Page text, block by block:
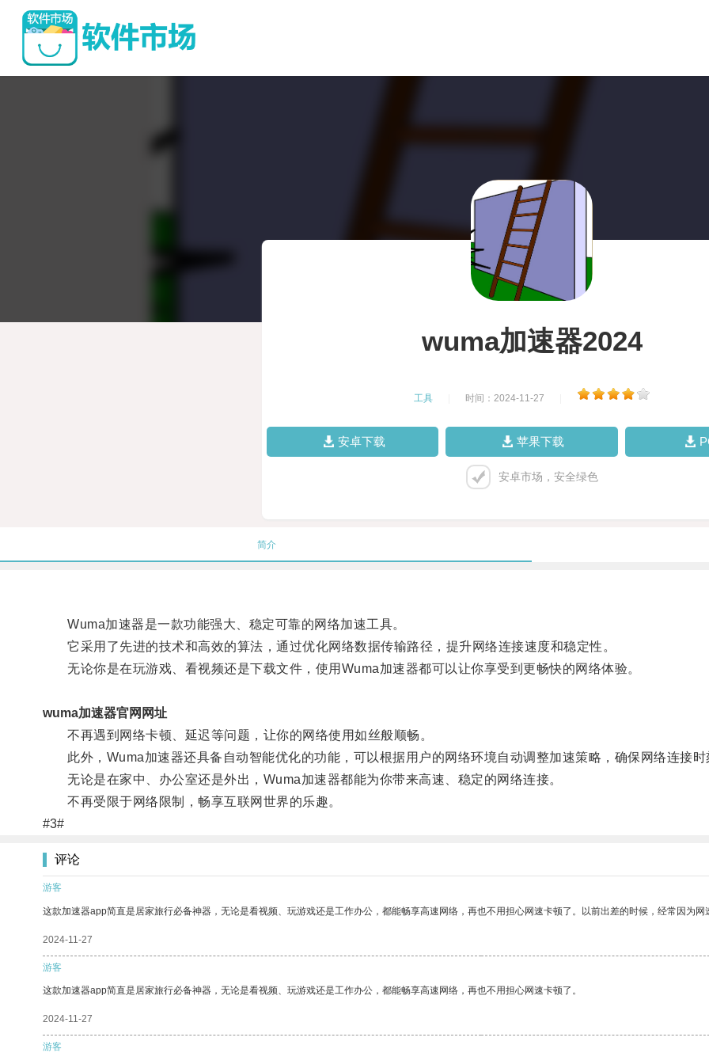
wuma加速器2024
工具 时间：2024-11-27
安卓下载 苹果下载
安卓市场，安全绿色
简介
Wuma加速器是一款功能强大、稳定可靠的网络加速工具。
它采用了先进的技术和高效的算法，通过优化网络数据传输路径，提升网络连接速度和稳定性。
无论你是在玩游戏、看视频还是下载文件，使用Wuma加速器都可以让你享受到更畅快的网络体验。
wuma加速器官网网址
不再遇到网络卡顿、延迟等问题，让你的网络使用如丝般顺畅。
此外，Wuma加速器还具备自动智能优化的功能，可以根据用户的网络环境自动调整加速策略，确保网络连接时
无论是在家中、办公室还是外出，Wuma加速器都能为你带来高速、稳定的网络连接。
不再受限于网络限制，畅享互联网世界的乐趣。
#3#
评论
游客
这款加速器app简直是居家旅行必备神器，无论是看视频、玩游戏还是工作办公，都能畅享高速网络，再也不用担心网速卡顿了。以前出差的时候，经常因为
2024-11-27
游客
这款加速器app简直是居家旅行必备神器，无论是看视频、玩游戏还是工作办公，都能畅享高速网络，再也不用担心网速卡顿了。
2024-11-27
游客